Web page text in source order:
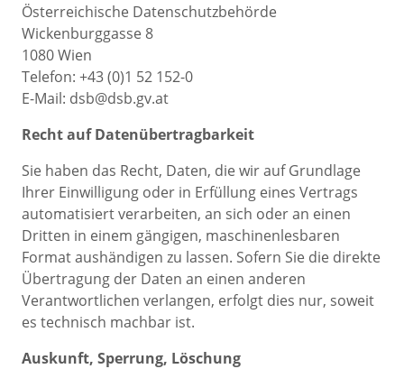
Österreichische Datenschutzbehörde
Wickenburggasse 8
1080 Wien
Telefon: +43 (0)1 52 152-0
E-Mail: dsb@dsb.gv.at
Recht auf Datenübertragbarkeit
Sie haben das Recht, Daten, die wir auf Grundlage
Ihrer Einwilligung oder in Erfüllung eines Vertrags
automatisiert verarbeiten, an sich oder an einen
Dritten in einem gängigen, maschinenlesbaren
Format aushändigen zu lassen. Sofern Sie die direkte
Übertragung der Daten an einen anderen
Verantwortlichen verlangen, erfolgt dies nur, soweit
es technisch machbar ist.
Auskunft, Sperrung, Löschung